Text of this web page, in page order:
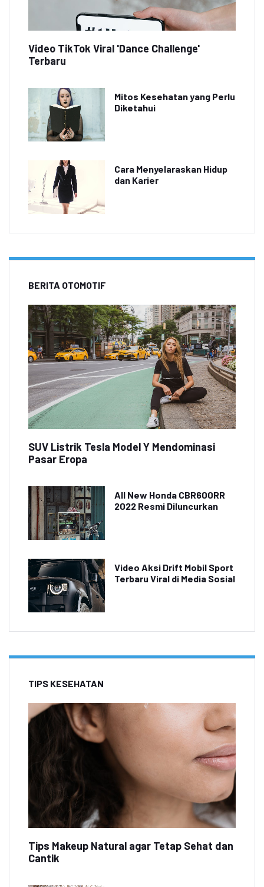
Video TikTok Viral 'Dance Challenge'
Terbaru
Mitos Kesehatan yang Perlu
Diketahui
Cara Menyelaraskan Hidup
dan Karier
BERITA OTOMOTIF
SUV Listrik Tesla Model Y Mendominasi
Pasar Eropa
All New Honda CBR600RR
2022 Resmi Diluncurkan
Video Aksi Drift Mobil Sport
Terbaru Viral di Media Sosial
TIPS KESEHATAN
Tips Makeup Natural agar Tetap Sehat dan
Cantik